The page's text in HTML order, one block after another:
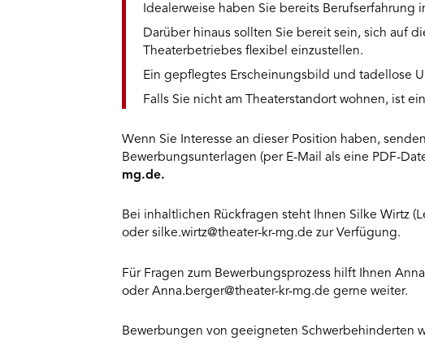
Idealerweise haben Sie bereits Berufserfahrung
Darüber hinaus sollten Sie bereit sein, sich auf
Theaterbetriebes flexibel einzustellen.
Ein gepflegtes Erscheinungsbild und tadellose
Falls Sie nicht am Theaterstandort wohnen, ist
Wenn Sie Interesse an dieser Position haben,
Bewerbungsunterlagen (per E-Mail als eine PDF-
mg.de.
Bei inhaltlichen Rückfragen steht Ihnen Silke Wirtz
oder silke.wirtz@theater-kr-mg.de zur Verfügung.
Für Fragen zum Bewerbungsprozess hilft Ihnen
oder Anna.berger@theater-kr-mg.de gerne weiter.
Bewerbungen von geeigneten Schwerbehinderten